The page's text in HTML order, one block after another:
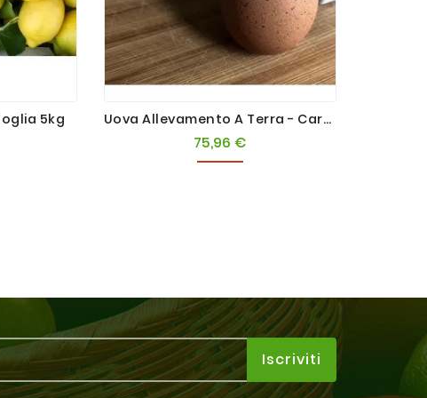
5kg Uova Allevamento A Terra - Cartone Da 200 Pz
75,96 €Prezzo